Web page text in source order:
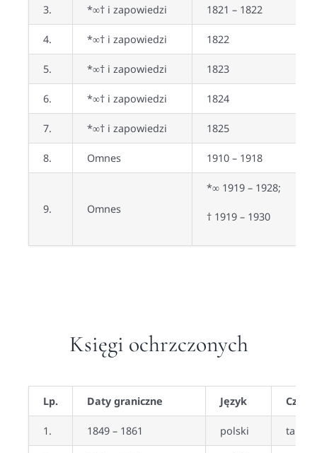
3. *∞† i zapowiedzi 1821 – 1822
4. *∞† i zapowiedzi 1822
5. *∞† i zapowiedzi 1823
6. *∞† i zapowiedzi 1824
7. *∞† i zapowiedzi 1825
8. Omnes 1910 – 1918
9. Omnes
*∞ 1919 – 1928;
† 1919 – 1930
Księgi ochrzczonych
Lp. Daty graniczne Język Czy
1. 1849 – 1861 polski tak